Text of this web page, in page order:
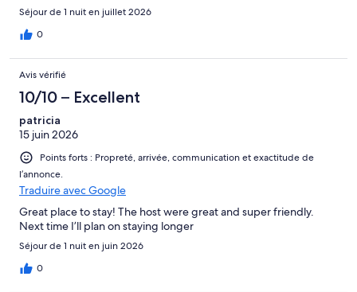
Séjour de 1 nuit en juillet 2026
0
Avis vérifié
10/10 – Excellent
patricia
15 juin 2026
Points forts : Propreté, arrivée, communication et exactitude de
l’annonce.
Traduire avec Google
Great place to stay! The host were great and super friendly.
Next time I’ll plan on staying longer
Séjour de 1 nuit en juin 2026
0